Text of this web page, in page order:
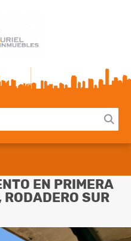
EN PRIMERA
SUR